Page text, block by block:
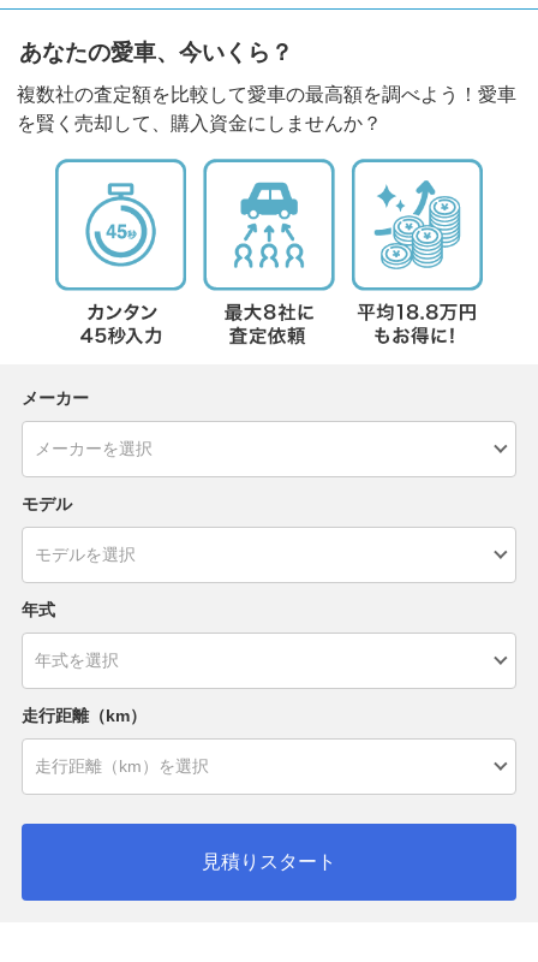
あなたの愛車、今いくら？
複数社の査定額を比較して愛車の最高額を調べよう！愛車
を賢く売却して、購入資金にしませんか？
メーカー
モデル
年式
走行距離（km）
見積りスタート